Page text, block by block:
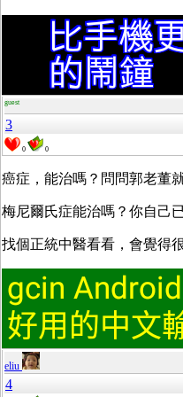
guest
3
0 0
癌症，能治嗎？問問郭老董
梅尼爾氏症能治嗎？你自己
找個正統中醫看看，會覺得
eliu
4